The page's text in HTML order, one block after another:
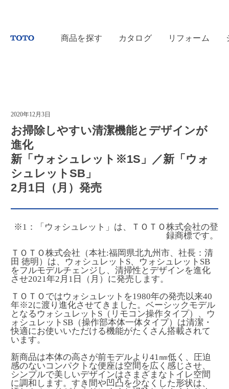
商品を探す カタログ リフォーム
2020年12月3日
お掃除しやすい清潔機能とデザインが
進化
新「ウォシュレット ※1S」／新「ウォ
シュレットSB」
2月1日（月）発売
※1：「ウォシュレット」は、ＴＯＴＯ株式会社の登
録商標です。
ＴＯＴＯ株式会社（本社:福岡県北九州市、社長：清
田 徳明）は、ウォシュレットS、ウォシュレットSB
をフルモデルチェンジし、清掃性とデザインを進化
させ2021年2月1日（月）に発売します。
ＴＯＴＯではウォシュレットを1980年の発売以来40
年※2に渡り進化させてきました。ベーシックモデル
となるウォシュレットS（リモコン操作タイプ）、ウ
ォシュレットSB（操作部本体一体タイプ）は清潔・
快適にお使いいただける機能がたくさん搭載されて
います。
新商品は本体の高さが前モデルより41㎜低く、圧迫
感のないコンパクトな便座は空間を広く感じさせ、
シンプルで美しいデザインはさまざまなトイレ空間
に調和します。すき間や凹凸を少なくした形状は、